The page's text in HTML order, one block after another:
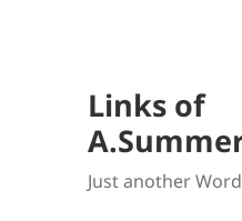
Links of
Just another